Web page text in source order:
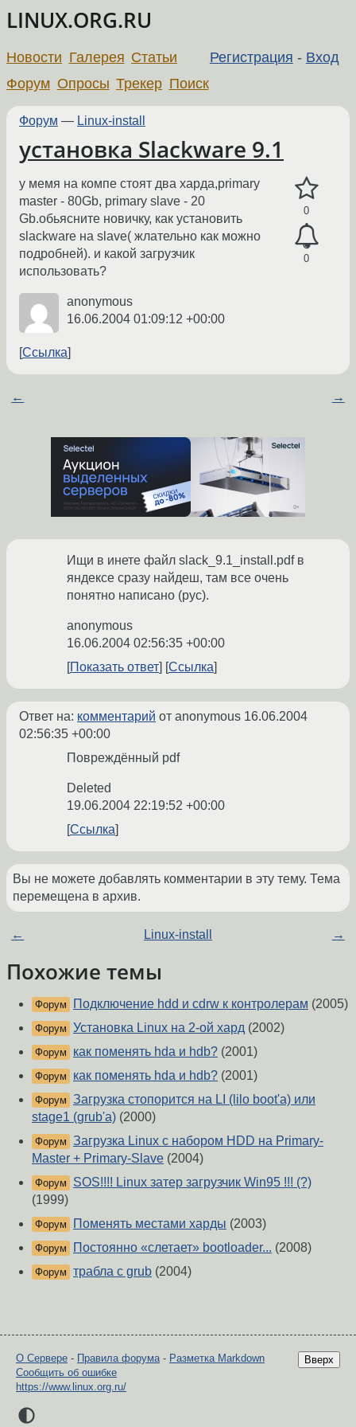
LINUX.ORG.RU
Регистрация - Вход
Новости Галерея Статьи
Форум Опросы Трекер Поиск
Форум — Linux-install
установка Slackware 9.1
0
0
у мемя на компе стоят два харда,primary
master - 80Gb, primary slave - 20
Gb.обьясните новичку, как установить
slackware на slave( жлательно как можно
подробней). и какой загрузчик
использовать?
anonymous
16.06.2004 01:09:12 +00:00
Ссылка
← →
Ищи в инете файл slack_9.1_install.pdf в
яндексе сразу найдеш, там все очень
понятно написано (рус).
anonymous
16.06.2004 02:56:35 +00:00
Показать ответ
Ссылка
Ответ на: комментарий от anonymous 16.06.2004
02:56:35 +00:00
Повреждённый pdf
Deleted
19.06.2004 22:19:52 +00:00
Ссылка
Вы не можете добавлять комментарии в эту тему. Тема
перемещена в архив.
← Linux-install →
Похожие темы
Форум Подключение hdd и cdrw к контролерам (2005)
Форум Установка Linux на 2-ой хард (2002)
Форум как поменять hda и hdb? (2001)
Форум как поменять hda и hdb? (2001)
Форум Загрузка стопорится на LI (lilo boot'a) или
stage1 (grub'a) (2000)
Форум Загрузка Linux с набором HDD на Primary-
Master + Primary-Slave (2004)
Форум
SOS!!!! Linux затер загрузчик Win95 !!! (?)
(1999)
Форум Поменять местами харды (2003)
Форум Постоянно «слетает» bootloader... (2008)
Форум трабла с grub (2004)
Вверх
О Сервере - Правила форума- Разметка Markdown
Сообщить об ошибке
https://www.linux.org.ru/